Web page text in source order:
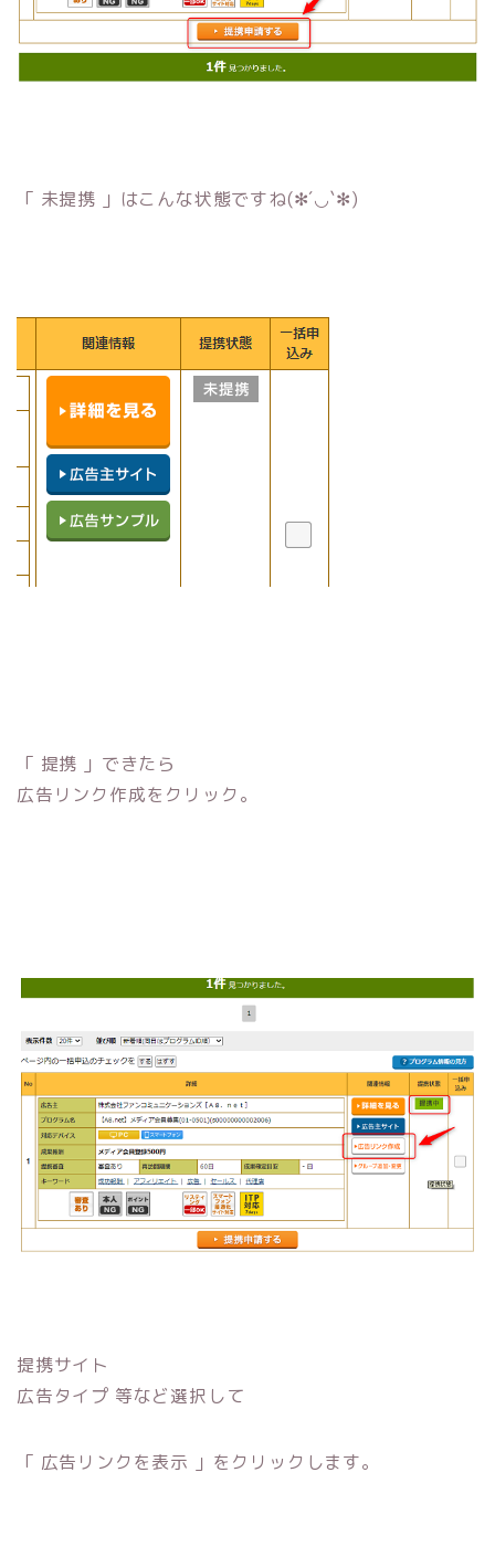
「 未提携 」はこんな状態ですね(✻´◡`✻)
「 提携 」できたら
広告リンク作成をクリック。
提携サイト
広告タイプ 等など選択して
「 広告リンクを表示 」をクリックします。